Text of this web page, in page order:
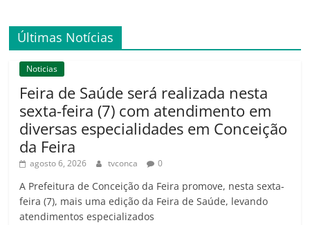
Últimas Notícias
Noticias
Feira de Saúde será realizada nesta
sexta-feira (7) com atendimento em
diversas especialidades em Conceição
da Feira
agosto 6, 2026 tvconca 0
A Prefeitura de Conceição da Feira promove, nesta sexta-
feira (7), mais uma edição da Feira de Saúde, levando
atendimentos especializados